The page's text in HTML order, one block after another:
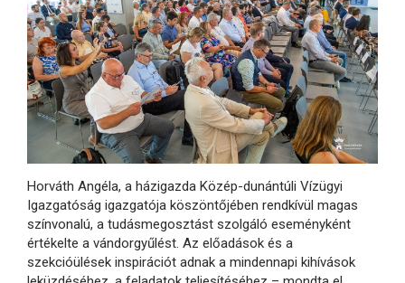
Horváth Angéla, a házigazda Közép-dunántúli Vízügyi
Igazgatóság igazgatója köszöntőjében rendkívül magas
színvonalú, a tudásmegosztást szolgáló eseményként
értékelte a vándorgyűlést. Az előadások és a
szekcióülések inspirációt adnak a mindennapi kihívások